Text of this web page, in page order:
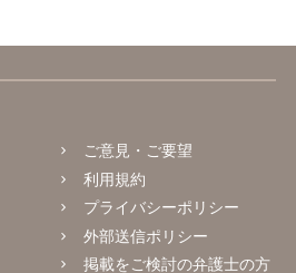
ご意見・ご要望
利用規約
プライバシーポリシー
外部送信ポリシー
掲載をご検討の弁護士の方